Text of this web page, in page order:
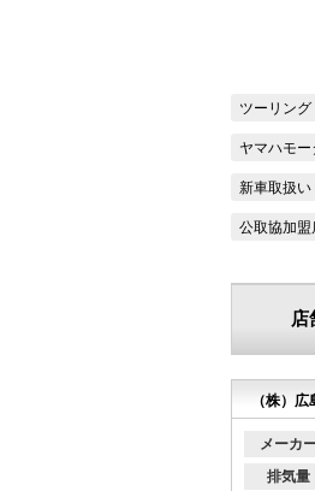
ツーリング
ヤマハモ
新車取扱い
公取協加盟
店
（株）
メーカ
排気量